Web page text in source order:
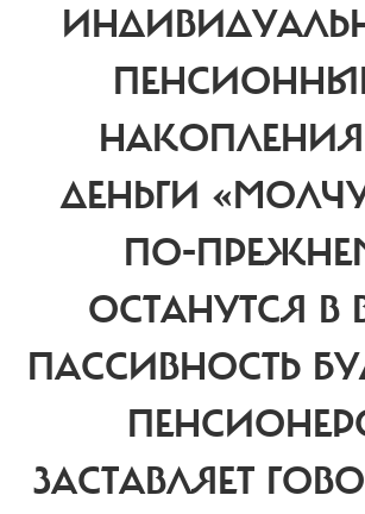
ДЕНЬГИ
ПО-
ОСТАНУТСЯ В
ПАССИВНОСТЬ
ЗАСТАВЛЯЕТ